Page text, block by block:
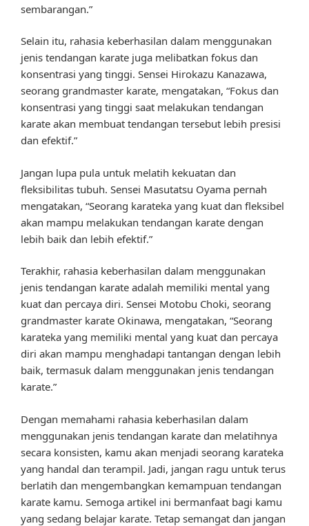
sembarangan.”
Selain itu, rahasia keberhasilan dalam menggunakan
jenis tendangan karate juga melibatkan fokus dan
konsentrasi yang tinggi. Sensei Hirokazu Kanazawa,
seorang grandmaster karate, mengatakan, “Fokus dan
konsentrasi yang tinggi saat melakukan tendangan
karate akan membuat tendangan tersebut lebih presisi
dan efektif.”
Jangan lupa pula untuk melatih kekuatan dan
fleksibilitas tubuh. Sensei Masutatsu Oyama pernah
mengatakan, “Seorang karateka yang kuat dan fleksibel
akan mampu melakukan tendangan karate dengan
lebih baik dan lebih efektif.”
Terakhir, rahasia keberhasilan dalam menggunakan
jenis tendangan karate adalah memiliki mental yang
kuat dan percaya diri. Sensei Motobu Choki, seorang
grandmaster karate Okinawa, mengatakan, “Seorang
karateka yang memiliki mental yang kuat dan percaya
diri akan mampu menghadapi tantangan dengan lebih
baik, termasuk dalam menggunakan jenis tendangan
karate.”
Dengan memahami rahasia keberhasilan dalam
menggunakan jenis tendangan karate dan melatihnya
secara konsisten, kamu akan menjadi seorang karateka
yang handal dan terampil. Jadi, jangan ragu untuk terus
berlatih dan mengembangkan kemampuan tendangan
karate kamu. Semoga artikel ini bermanfaat bagi kamu
yang sedang belajar karate. Tetap semangat dan jangan